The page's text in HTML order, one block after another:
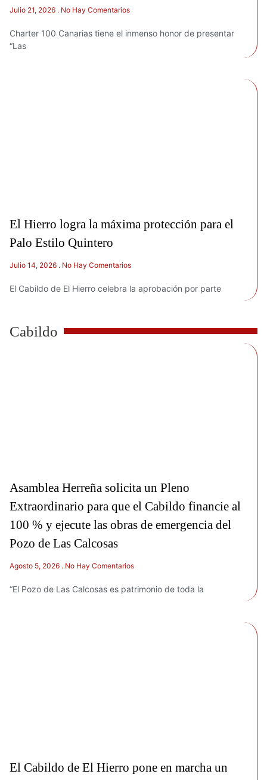
Julio 21, 2026 No Hay Comentarios
Charter 100 Canarias tiene el inmenso honor de presentar
“Las
El Hierro logra la máxima protección para el
Palo Estilo Quintero
Julio 14, 2026 No Hay Comentarios
El Cabildo de El Hierro celebra la aprobación por parte
Cabildo
Asamblea Herreña solicita un Pleno
Extraordinario para que el Cabildo financie al
100 % y ejecute las obras de emergencia del
Pozo de Las Calcosas
Agosto 5, 2026 No Hay Comentarios
“El Pozo de Las Calcosas es patrimonio de toda la
El Cabildo de El Hierro pone en marcha un